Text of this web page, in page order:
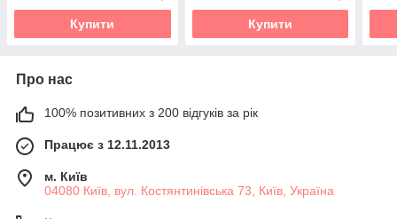
Купити Купити
Про нас
100% позитивних з 200 відгуків за рік
Працює з 12.11.2013
м. Київ
04080 Київ, вул. Костянтинівська 73, Київ, Україна